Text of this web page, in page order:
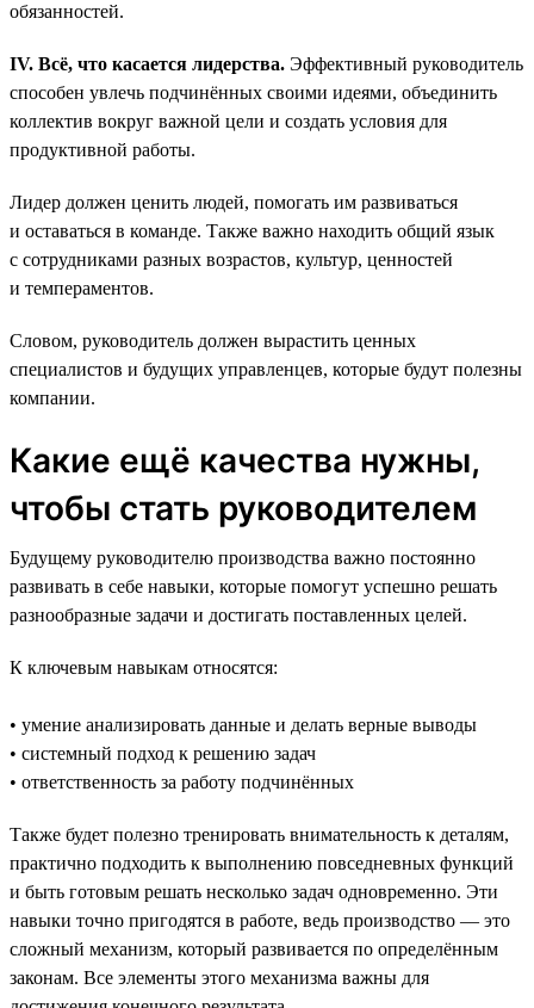
обязанностей.
IV. Всё, что касается лидерства. Эффективный руководитель
способен увлечь подчинённых своими идеями, объединить
коллектив вокруг важной цели и создать условия для
продуктивной работы.
Лидер должен ценить людей, помогать им развиваться
и оставаться в команде. Также важно находить общий язык
с сотрудниками разных возрастов, культур, ценностей
и темпераментов.
Словом, руководитель должен вырастить ценных
специалистов и будущих управленцев, которые будут полезны
компании.
Какие ещё качества нужны,
чтобы стать руководителем
Будущему руководителю производства важно постоянно
развивать в себе навыки, которые помогут успешно решать
разнообразные задачи и достигать поставленных целей.
К ключевым навыкам относятся:
• умение анализировать данные и делать верные выводы
• системный подход к решению задач
• ответственность за работу подчинённых
Также будет полезно тренировать внимательность к деталям,
практично подходить к выполнению повседневных функций
и быть готовым решать несколько задач одновременно. Эти
навыки точно пригодятся в работе, ведь производство — это
сложный механизм, который развивается по определённым
законам. Все элементы этого механизма важны для